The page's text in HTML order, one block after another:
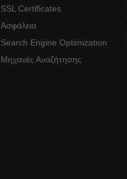
SSL Certificates
Ασφάλεια
Search Engine Optimization
Μηχανές Αναζήτησης